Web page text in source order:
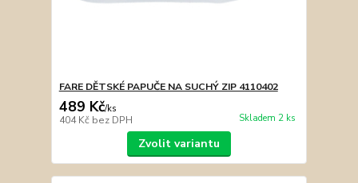
FARE DĚTSKÉ PAPUČE NA SUCHÝ ZIP 4110402
489 Kč/ks
404 Kč bez DPH Skladem 2 ks
Zvolit variantu